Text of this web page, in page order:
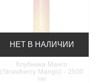
НЕТ В НАЛИЧИИ
Клубника Манго
(Strawberry Mango) - 2500
тяг